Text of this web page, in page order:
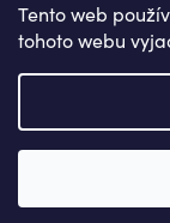
Tento web
tohoto webu
Copyright 2026